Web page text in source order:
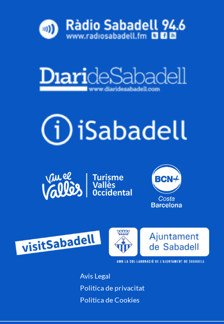
Avis Legal
Politica de privacitat
Politica de Cookies